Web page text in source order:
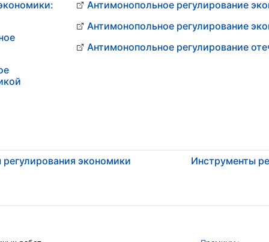
Антимонопольное регулирование
Антимонопольное регулирование
Антимонопольное регулирование
экономики Инструменты